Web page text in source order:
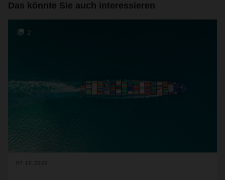
Das könnte Sie auch interessieren
2
07.10.2020